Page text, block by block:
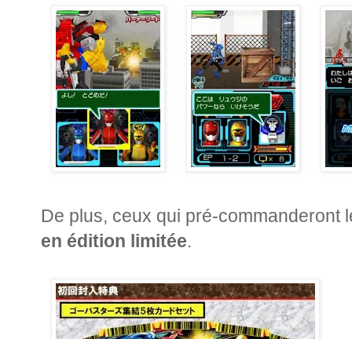
De plus, ceux qui pré-commanderont
en édition limitée.